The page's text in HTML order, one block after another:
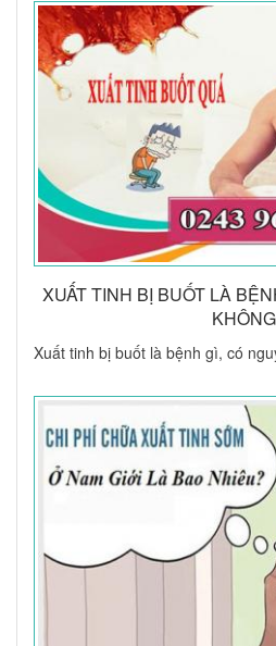
XUẤT TINH BỊ BUỐT LÀ
KHÔNG
Xuất tinh bị buốt là bệnh gì, có